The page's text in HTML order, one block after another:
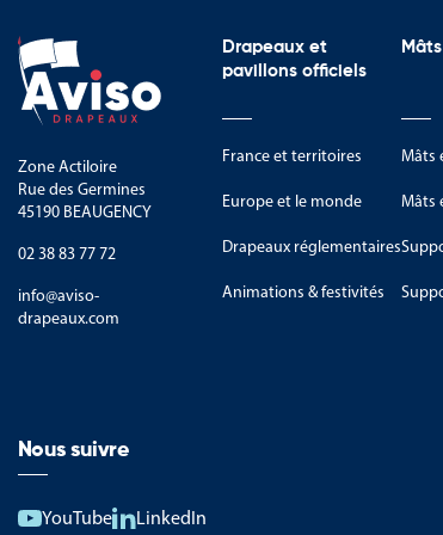
Aspect élégant et
Surface agréable
Protection du
Confort d'écriture
Le feutre laine
Son aspect sobre
Zone Actiloire
Rue des Germines
45190 BEAUGENCY
02 38 83 77 72
info@aviso-
drapeaux.com
Drapeaux et
pavillons officiels
France et territoires
Europe et le monde
Drapeaux réglementaires
Animations & festivités
Mâts
Mâts
Nous suivre
YouTube LinkedIn